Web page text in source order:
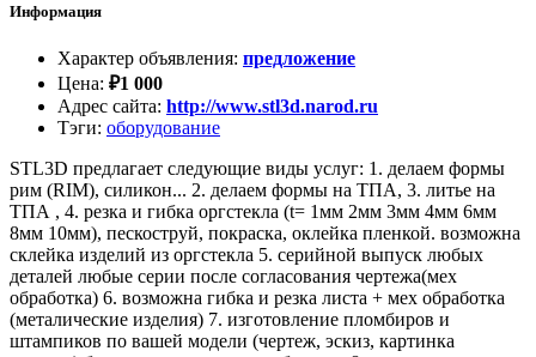
Информация
Характер объявления: предложение
Цена: ₽1 000
Адрес сайта: http://www.stl3d.narod.ru
Тэги: оборудование
STL3D предлагает следующие виды услуг: 1. делаем формы
рим (RIM), силикон... 2. делаем формы на ТПА, 3. литье на
ТПА , 4. резка и гибка оргстекла (t= 1мм 2мм 3мм 4мм 6мм
8мм 10мм), пескоструй, покраска, оклейка пленкой. возможна
склейка изделий из оргстекла 5. серийной выпуск любых
деталей любые серии после согласования чертежа(мех
обработка) 6. возможна гибка и резка листа + мех обработка
(металические изделия) 7. изготовление пломбиров и
штампиков по вашей модели (чертеж, эскиз, картинка